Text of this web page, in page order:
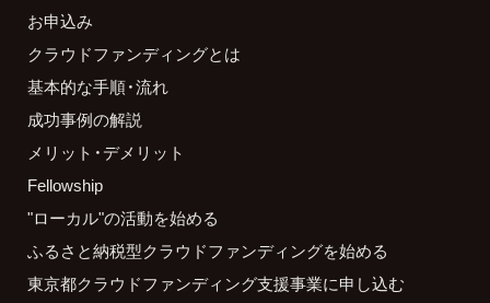
お申込み
クラウドファンディングとは
基本的な手順・流れ
成功事例の解説
メリット・デメリット
Fellowship
"ローカル"の活動を始める
ふるさと納税型クラウドファンディングを始める
東京都クラウドファンディング支援事業に申し込む